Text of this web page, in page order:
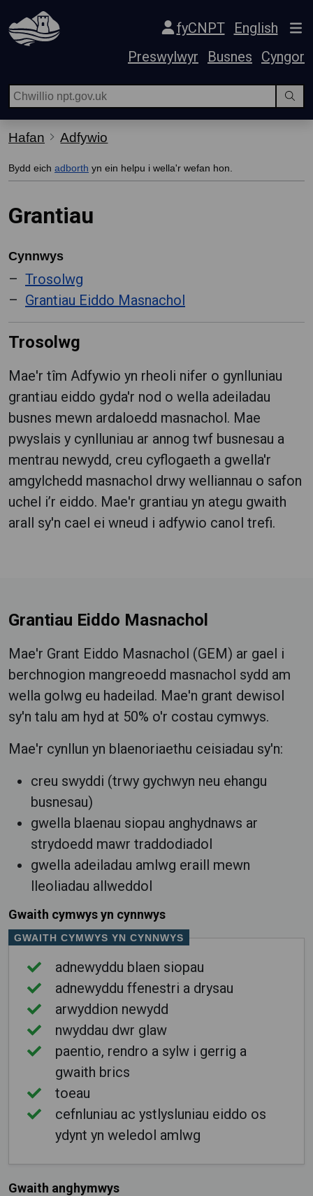
Hepgor gwe-lywio
fyCNPT
English
Preswylwyr
Busnes Cyngor
Hafan Adfywio
Bydd eich adborth yn ein helpu i wella'r wefan hon.
Grantiau
Cynnwys
Trosolwg
Grantiau Eiddo Masnachol
Trosolwg
Mae'r tîm Adfywio yn rheoli nifer o gynlluniau
grantiau eiddo gyda'r nod o wella adeiladau
busnes mewn ardaloedd masnachol. Mae
pwyslais y cynlluniau ar annog twf busnesau a
mentrau newydd, creu cyflogaeth a gwella'r
amgylchedd masnachol drwy welliannau o safon
uchel i’r eiddo. Mae'r grantiau yn ategu gwaith
arall sy'n cael ei wneud i adfywio canol trefi.
Grantiau Eiddo Masnachol
Mae'r Grant Eiddo Masnachol (GEM) ar gael i
berchnogion mangreoedd masnachol sydd am
wella golwg eu hadeilad. Mae'n grant dewisol
sy'n talu am hyd at 50% o'r costau cymwys.
Mae'r cynllun yn blaenoriaethu ceisiadau sy'n:
creu swyddi (trwy gychwyn neu ehangu
busnesau)
gwella blaenau siopau anghydnaws ar
strydoedd mawr traddodiadol
gwella adeiladau amlwg eraill mewn
lleoliadau allweddol
Gwaith cymwys yn cynnwys
GWAITH CYMWYS YN CYNNWYS
adnewyddu blaen siopau
adnewyddu ffenestri a drysau
arwyddion newydd
nwyddau dwr glaw
paentio, rendro a sylw i gerrig a
gwaith brics
toeau
cefnluniau ac ystlysluniau eiddo os
ydynt yn weledol amlwg
Gwaith anghymwys